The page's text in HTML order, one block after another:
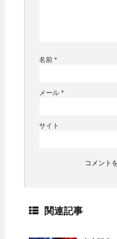
名前 *
メール *
サイト
関連記事